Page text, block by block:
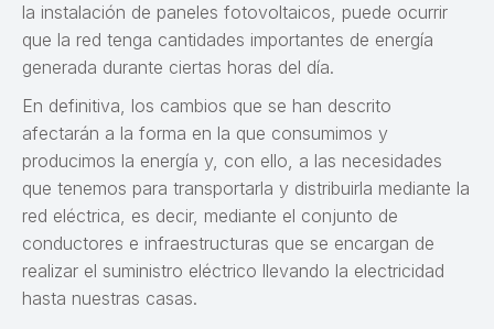
la instalación de paneles fotovoltaicos, puede ocurrir
que la red tenga cantidades importantes de energía
generada durante ciertas horas del día.
En definitiva, los cambios que se han descrito
afectarán a la forma en la que consumimos y
producimos la energía y, con ello, a las necesidades
que tenemos para transportarla y distribuirla mediante la
red eléctrica, es decir, mediante el conjunto de
conductores e infraestructuras que se encargan de
realizar el suministro eléctrico llevando la electricidad
hasta nuestras casas.